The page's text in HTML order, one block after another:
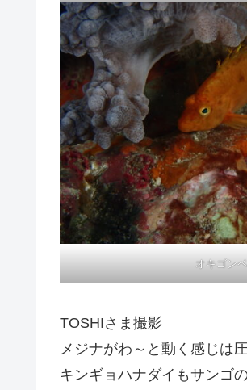
オキゴンベ
TOSHIさま撮影
メジナがわ～と動く感じは
キンギョハナダイもサンゴ